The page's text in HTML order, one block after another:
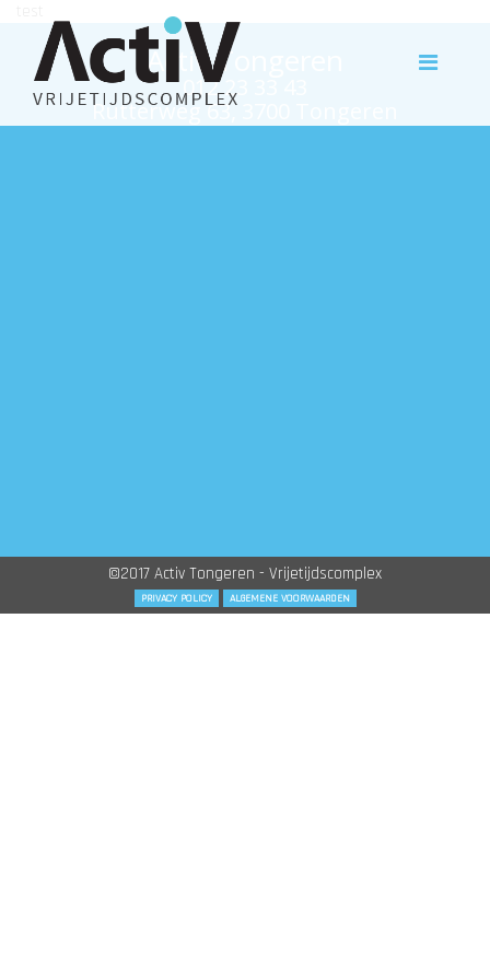
Activ Tongeren
012 23 33 43
Rutterweg 63, 3700 Tongeren
©2017 Activ Tongeren - Vrijetijdscomplex
PRIVACY POLICY ALGEMENE VOORWAARDEN